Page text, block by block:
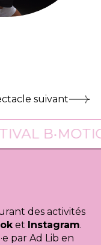
suivant
des activités
et Instagram.
par Ad Lib en